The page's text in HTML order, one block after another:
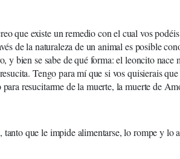
que existe un remedio con el cual vos
de la naturaleza de un animal es posible
y bien se sabe de qué forma: el leoncito nace
Tengo para mí que si vos quisierais
resucitarme de la muerte, la muerte de
que le impide alimentarse, lo rompe y lo